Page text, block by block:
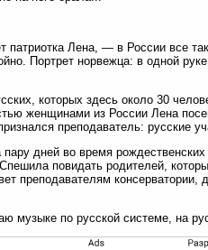
Лена, — в России все
Портрет норвежца: в одной
которых здесь около 30
женщинами из России Лена
преподаватель: русские
дней во время рождественских
повидать родителей,
преподавателям
музыке по русской системе, на